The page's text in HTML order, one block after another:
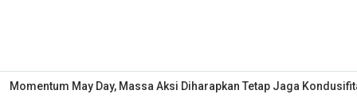
Momentum May Day, Massa Aksi Diharapkan Tetap Jaga